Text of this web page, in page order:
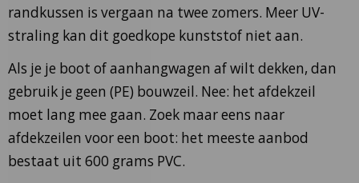
randkussen is vergaan na twee zomers. Meer UV-
straling kan dit goedkope kunststof niet aan.
Als je je boot of aanhangwagen af wilt dekken, dan
gebruik je geen (PE) bouwzeil. Nee: het afdekzeil
moet lang mee gaan. Zoek maar eens naar
afdekzeilen voor een boot: het meeste aanbod
bestaat uit 600 grams PVC.